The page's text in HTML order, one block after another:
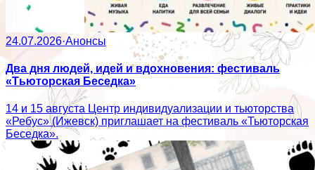
24.07.2026·Анонсы
Два дня людей, идей и вдохновения: фестиваль
«Тьюторская Беседка»
14 и 15 августа Центр индивидуализации и тьюторства
«Ребус» (Ижевск) приглашает на фестиваль «Тьюторская
Беседка».